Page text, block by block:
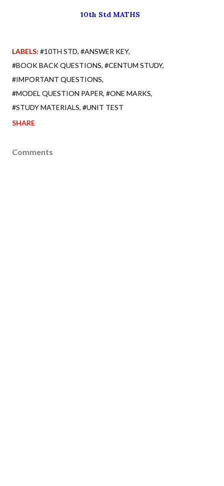
10th Std MATHS
LABELS: #10TH STD #ANSWER KEY
#BOOK BACK QUESTIONS #CENTUM STUDY
#IMPORTANT QUESTIONS
#MODEL QUESTION PAPER #ONE MARKS
#STUDY MATERIALS #UNIT TEST
SHARE
Comments